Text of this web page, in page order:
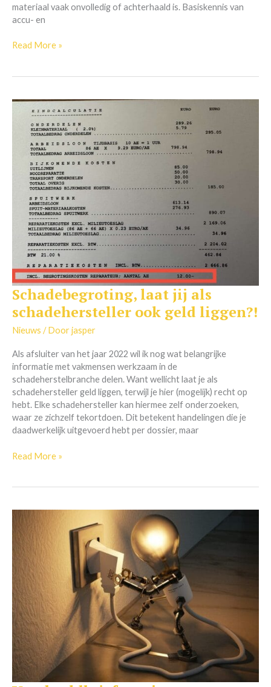
materiaal vaak onvolledig of achterhaald is. Basiskennis van
accu- en
Read More »
Schadebegroting, laat jij als
schadehersteller ook geld liggen?!
Nieuws / Doorjasper
Als afsluiter van het jaar 2022 wil ik nog wat belangrijke
informatie met vakmensen werkzaam in de
schadeherstelbranche delen. Want wellicht laat je als
schadehersteller geld liggen, terwijl je hier (mogelijk) recht op
hebt. Elke schadehersteller kan hiermee zelf onderzoeken,
waar ze zichzelf tekortdoen. Dit betekent handelingen die je
daadwerkelijk uitgevoerd hebt per dossier, maar
Schadebegroting,
laat
jij
als
ook
geld
liggen?!
Read More »